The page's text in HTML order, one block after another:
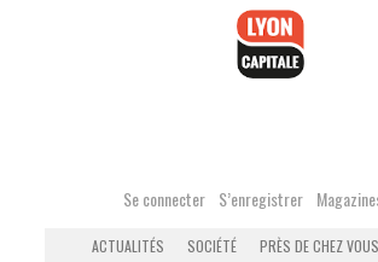
Se connecter S’enregistrer
ACTUALITÉS SOCIÉTÉ PRÈS DE CHEZ VOUS